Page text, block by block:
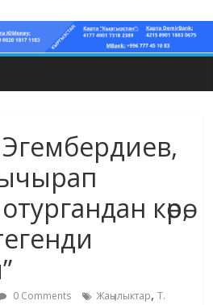
көрө,
0 Comments Жаңылыктар,Т.